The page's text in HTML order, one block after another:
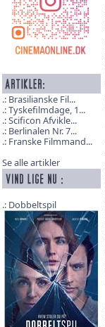
Brasilianske Fil...
Tyskefilmdage, 1...
Scificon Afvikle...
Berlinalen Nr. 7...
Franske Filmmand...
Se alle artikler
Dobbeltspil